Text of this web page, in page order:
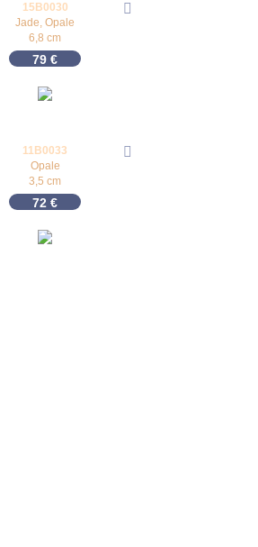
15B0030
Jade, Opale
6,8 cm
79€
11B0033
Opale
3,5 cm
72€